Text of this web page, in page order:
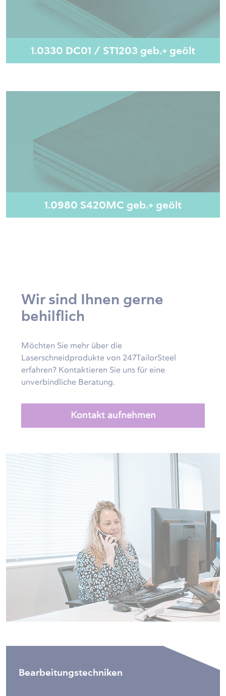
1.0330 DC01 / ST1203 geb.+ geölt
1.0980 S420MC geb.+ geölt
Wir sind Ihnen gerne
behilflich
Möchten Sie mehr über die
Laserschneidprodukte von 247TailorSteel
erfahren? Kontaktieren Sie uns für eine
unverbindliche Beratung.
Kontakt aufnehmen
Bearbeitungstechniken